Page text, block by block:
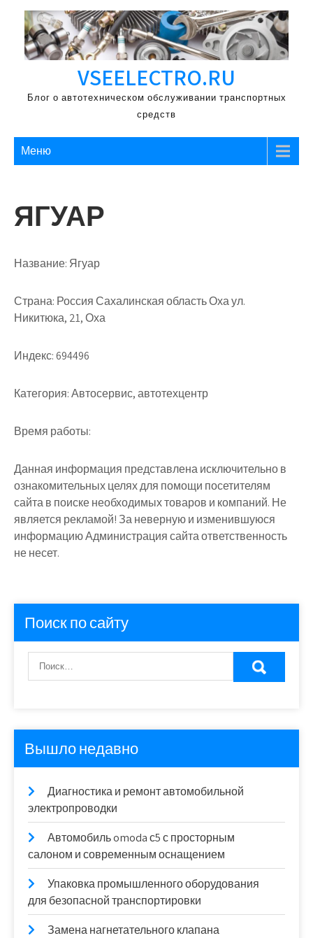
Перейти
содержимому
VSEELECTRO.RU
Блог о автотехническом обслуживании транспортных
средств
Меню
ЯГУАР
Название: Ягуар
Страна: Россия Сахалинская область Оха ул.
Никитюка, 21, Оха
Индекс:694496
Категория:Автосервис, автотехцентр
Время работы:
Данная информация представлена исключительно в
ознакомительных целях для помощи посетителям
сайта в поиске необходимых товаров и компаний. Не
является рекламой! За неверную и изменившуюся
информацию Администрация сайта ответственность
не несет.
Поиск по сайту
Вышло недавно
Диагностика и ремонт автомобильной
электропроводки
Автомобиль omoda с5 с просторным
салоном и современным оснащением
Упаковка промышленного оборудования
для безопасной транспортировки
Замена нагнетательного клапана